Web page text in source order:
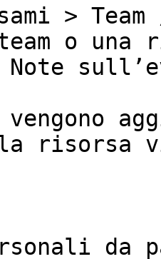
>
o
vengono
risorsa
da